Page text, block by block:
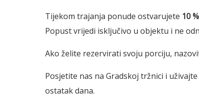
Tijekom trajanja ponude ostvarujete 10
Popust vrijedi isključivo u objektu i ne
Ako želite rezervirati svoju porciju,
Posjetite nas na Gradskoj tržnici i
ostatak dana.